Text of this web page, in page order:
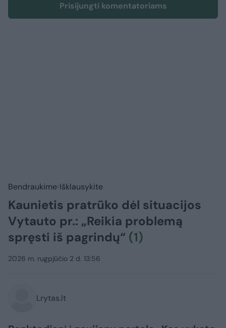
Prisijungti komentatoriams
Bendraukime Išklausykite
Kaunietis pratrūko dėl situacijos
Vytauto pr.: „Reikia problemą
spręsti iš pagrindų“ (1)
2026 m. rugpjūčio 2 d. 13:56
Lrytas.lt